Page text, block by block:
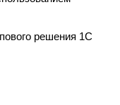
решения 1С